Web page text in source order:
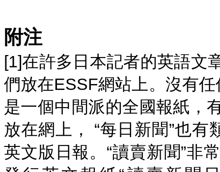
附注
[1]在許多日本記者的英語文
們放在ESSF網站上。沒有
是一個中間派的全國報紙，
放在網上，
“每日新聞”也有
英文版日報。 “讀賣新聞”非